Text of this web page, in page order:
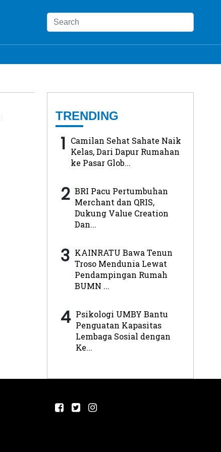
TRENDING
1 Camilan Sehat Sahate Naik
Kelas, Dari Dapur Rumahan
ke Pasar Glob...
2 BRI Pacu Pertumbuhan
Merchant dan QRIS,
Dukung Value Creation
Dan...
3 KAINRATU Bawa Tenun
Troso Mendunia Lewat
Pendampingan Rumah
BUMN ...
4 Psikologi UMBY Bantu
Penguatan Kapasitas
Lembaga Sosial dengan
Ke...